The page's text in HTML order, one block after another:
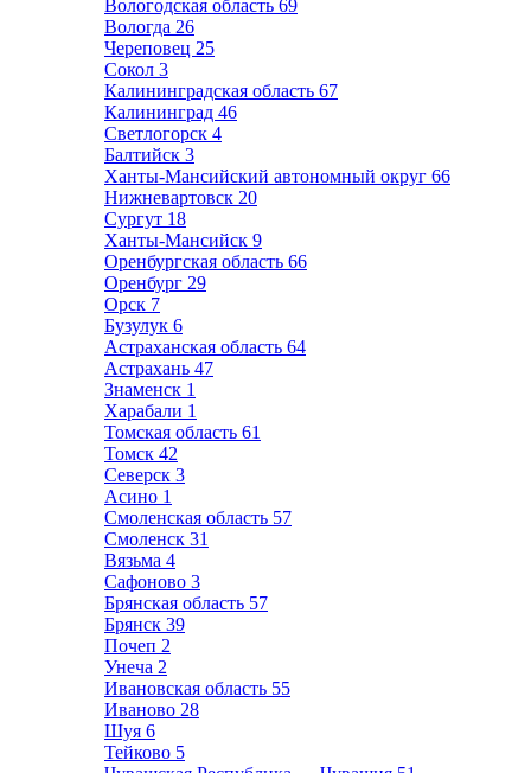
Вологодская область 69
Вологда 26
Череповец 25
Сокол 3
Калининградская область 67
Калининград 46
Светлогорск 4
Балтийск 3
Ханты-Мансийский автономный округ 66
Нижневартовск 20
Сургут 18
Ханты-Мансийск 9
Оренбургская область 66
Оренбург 29
Орск 7
Бузулук 6
Астраханская область 64
Астрахань 47
Знаменск 1
Харабали 1
Томская область 61
Томск 42
Северск 3
Асино 1
Смоленская область 57
Смоленск 31
Вязьма 4
Сафоново 3
Брянская область 57
Брянск 39
Почеп 2
Унеча 2
Ивановская область 55
Иваново 28
Шуя 6
Тейково 5